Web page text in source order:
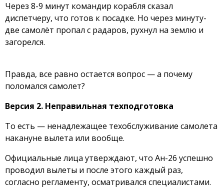
Через 8-9 минут командир корабля сказал
диспетчеру, что готов к посадке. Но через минуту-
две самолёт пропал с радаров, рухнул на землю и
загорелся.
Правда, все равно остается вопрос — а почему
поломался самолет?
Версия 2. Неправильная техподготовка
То есть — ненадлежащее техобслуживание самолета
накануне вылета или вообще.
Официальные лица утверждают, что Ан-26 успешно
проводил вылеты и после этого каждый раз,
согласно регламенту, осматривался специалистами.